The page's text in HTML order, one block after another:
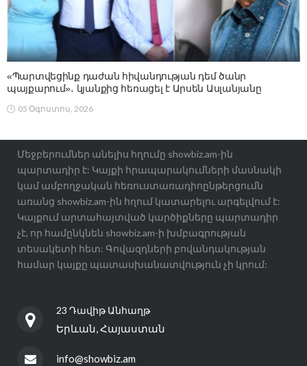
«Պարտվեցինք դաժան հիվանդության դեմ ծանր
պայքարում»․ կյանքից հեռացել է Արսեն Ասլանյանը
05 Օգոստոս, 2026
Մեջբերումներ անելիս հղումը showbiz.am-ին
պարտադիր է: Կայքի հրապարակումների մասնակի
կամ ամբողջական հեռուստառադիոընթերցումն
առանց showbiz.am-ին հղում կատարելու արգելվում է:
Կայքում արտահայտված կարծիքները պարտադիր
չէ, որ համընկնեն showbiz.am-ի խմբագրության
տեսակետի հետ: Գովազդների բովանդակության
համար կայքը պատասխանատվություն չի կրում:
23 Դավիթ Անհաղթ
Երևան, Հայաստան
info@showbiz.am